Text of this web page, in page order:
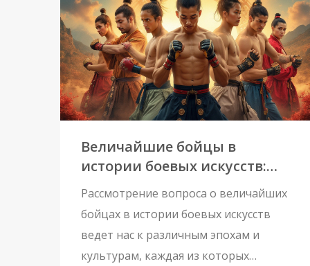
Величайшие бойцы в
истории боевых искусств:
мифы и реальность
Рассмотрение вопроса о величайших
бойцах в истории боевых искусств
ведет нас к различным эпохам и
культурам, каждая из которых